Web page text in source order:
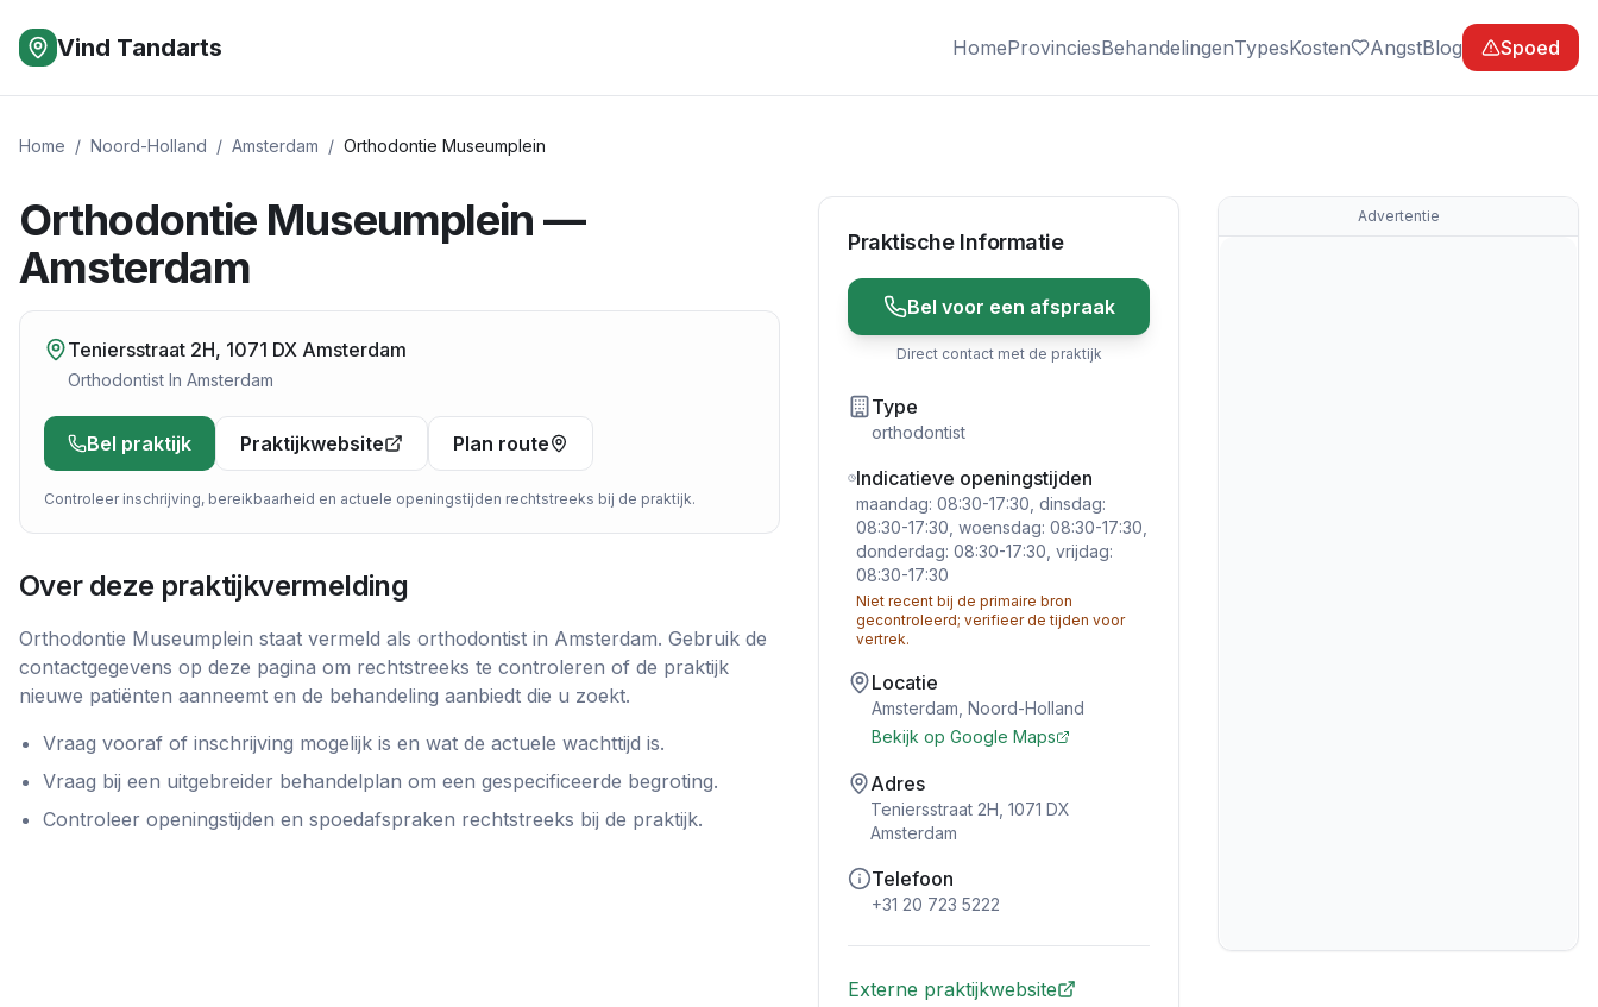
Vind Tandarts HomeProvinciesBehandelingenTypesKosten AngstBlog Spoed
Home / Noord-Holland / Amsterdam / Orthodontie Museumplein
Orthodontie Museumplein —
Amsterdam
Teniersstraat 2H, 1071 DX Amsterdam
Orthodontist In Amsterdam
Bel praktijk Praktijkwebsite Plan route
Controleer inschrijving, bereikbaarheid en actuele openingstijden rechtstreeks bij de praktijk.
Over deze praktijkvermelding
Orthodontie Museumplein staat vermeld als orthodontist in Amsterdam. Gebruik de
contactgegevens op deze pagina om rechtstreeks te controleren of de praktijk
nieuwe patiënten aanneemt en de behandeling aanbiedt die u zoekt.
Vraag vooraf of inschrijving mogelijk is en wat de actuele wachttijd is.
Vraag bij een uitgebreider behandelplan om een gespecificeerde begroting.
Controleer openingstijden en spoedafspraken rechtstreeks bij de praktijk.
Praktische Informatie
Bel voor een afspraak
Direct contact met de praktijk
Type
orthodontist
Indicatieve openingstijden
maandag: 08:30-17:30, dinsdag:
08:30-17:30, woensdag: 08:30-17:30,
donderdag: 08:30-17:30, vrijdag:
08:30-17:30
Niet recent bij de primaire bron
gecontroleerd; verifieer de tijden voor
vertrek.
Locatie
Amsterdam Noord-Holland
Bekijk op Google Maps
Adres
Teniersstraat 2H, 1071 DX
Amsterdam
Telefoon
+31 20 723 5222
Externe praktijkwebsite
Advertentie